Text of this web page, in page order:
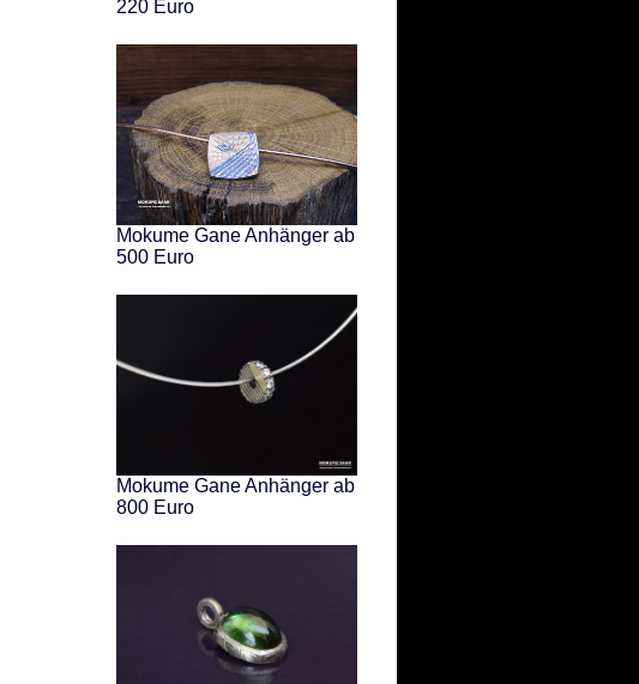
220 Euro
Mokume Gane Anhänger ab
500 Euro
Mokume Gane Anhänger ab
800 Euro